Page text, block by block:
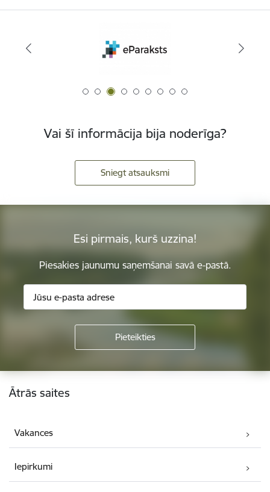
Vai šī informācija bija noderīga?
Sniegt atsauksmi
Esi pirmais, kurš uzzina!
Piesakies jaunumu saņemšanai savā e-pastā.
Kājene
Ātrās saites
Vakances
Iepirkumi